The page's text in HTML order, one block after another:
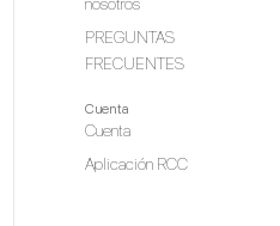
PREGUNTAS
FRECUENTES
Cuenta
Cuenta
Aplicación RCC